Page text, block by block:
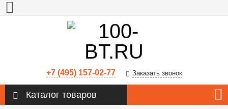
+7 (495) 157-02-77 Заказать звонок
Каталог товаров